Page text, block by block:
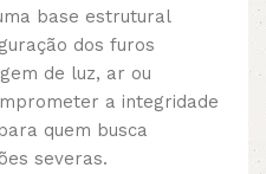
base estrutural
dos furos
de luz, ar ou
a integridade
quem busca
severas.